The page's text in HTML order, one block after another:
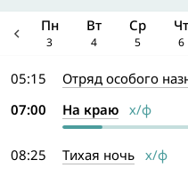
Пн
3
Вт
4
Ср
5
Чт
6
05:15 Отряд особого
07:00
На краю х/ф
08:25 Тихая ночь х/ф